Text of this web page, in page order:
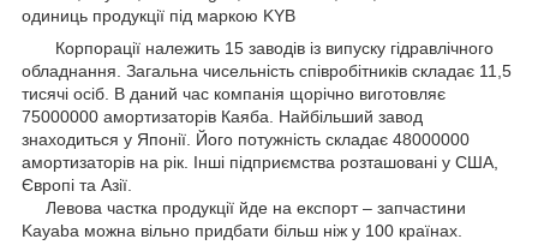
одиниць продукції під маркою KYB
Корпорації належить 15 заводів із випуску гідравлічного
обладнання. Загальна чисельність співробітників складає 11,5
тисячі осіб. В даний час компанія щорічно виготовляє
75000000 амортизаторів Каяба. Найбільший завод
знаходиться у Японії. Його потужність складає 48000000
амортизаторів на рік. Інші підприємства розташовані у США,
Європі та Азії.
Левова частка продукції йде на експорт – запчастини
Kayaba можна вільно придбати більш ніж у 100 країнах.